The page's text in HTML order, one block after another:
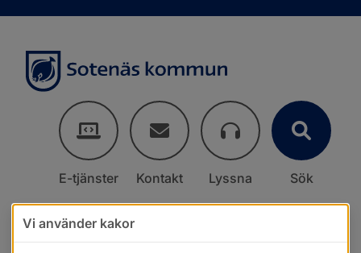
E-tjänster Kontakt Lyssna Sök
Vi använder kakor